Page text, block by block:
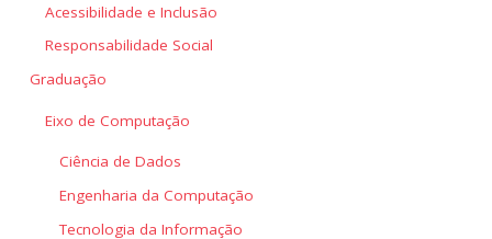
Acessibilidade e Inclusão
Responsabilidade Social
Graduação
Eixo de Computação
Ciência de Dados
Engenharia da Computação
Tecnologia da Informação